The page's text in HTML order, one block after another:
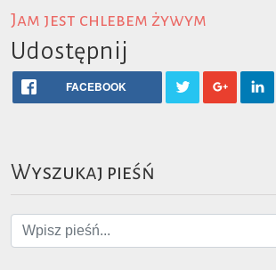
Jam jest chlebem żywym
Udostępnij
FACEBOOK
Wyszukaj pieśń